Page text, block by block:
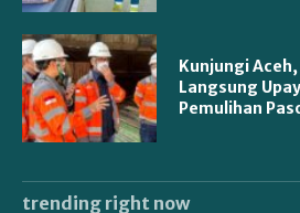
Kunjungi
Langsung
Pemulihan
trending right now